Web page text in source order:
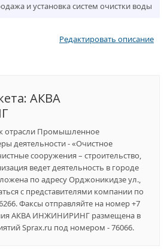
и установка систем очистки воды
Редактировать описание
АКВА
отрасли Промышленное
деятельности - «Очистное
сооружения – строительство,
ведет деятельность в городе
по адресу Орджоникидзе ул.,
с представителями компании по
Факсы отправляйте на номер +7
АКВА ИНЖИНИРИНГ размещена в
Sprax.ru под номером - 76066.